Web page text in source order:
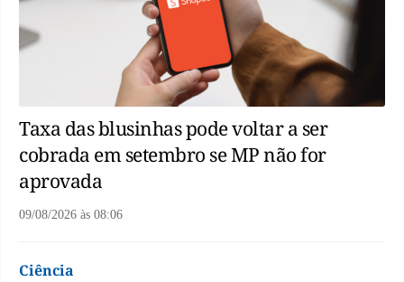
Taxa das blusinhas pode voltar a ser
cobrada em setembro se MP não for
aprovada
09/08/2026 às 08:06
Ciência